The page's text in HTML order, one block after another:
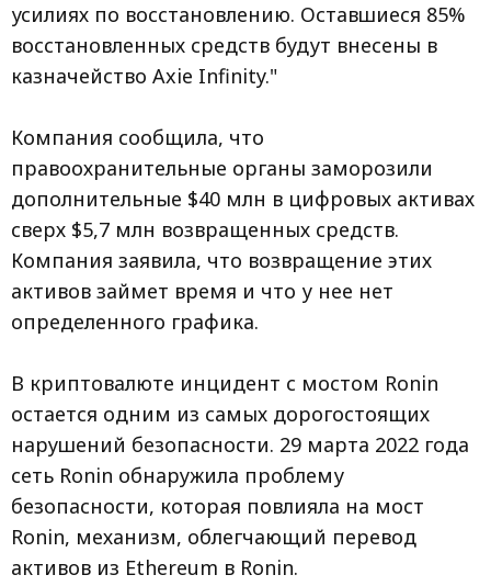
усилиях по восстановлению. Оставшиеся 85%
восстановленных средств будут внесены в
казначейство Axie Infinity."
Компания сообщила, что
правоохранительные органы заморозили
дополнительные $40 млн в цифровых активах
сверх $5,7 млн возвращенных средств.
Компания заявила, что возвращение этих
активов займет время и что у нее нет
определенного графика.
В криптовалюте инцидент с мостом Ronin
остается одним из самых дорогостоящих
нарушений безопасности. 29 марта 2022 года
сеть Ronin обнаружила проблему
безопасности, которая повлияла на мост
Ronin, механизм, облегчающий перевод
активов из Ethereum в Ronin.